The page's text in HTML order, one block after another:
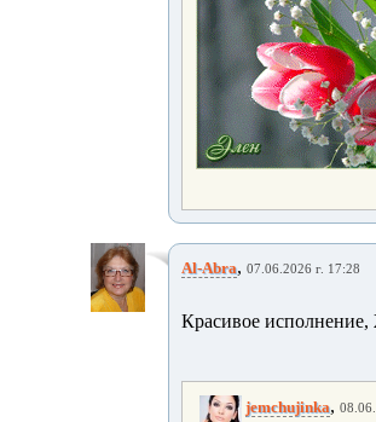
Al-Abra, 07.06.2026 г. 17:28
Красивое исполнение,
jemchujinka,